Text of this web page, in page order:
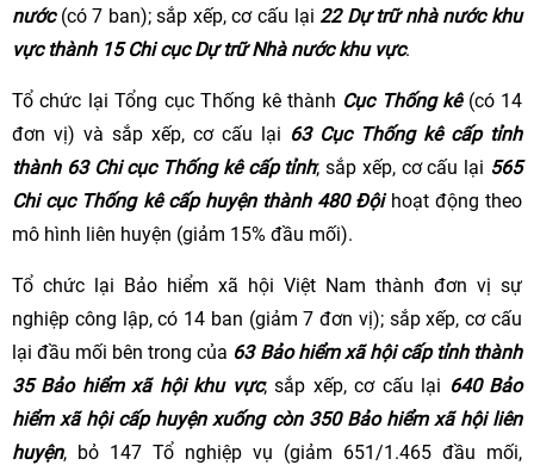
nước(có 7 ban); sắp xếp, cơ cấu lại 22 Dự trữ nhà nước khu
vực thành 15 Chi cục Dự trữ Nhà nước khu vực.
Tổ chức lại Tổng cục Thống kê thành Cục Thống kê (có 14
đơn vị) và sắp xếp, cơ cấu lại 63 Cục Thống kê cấp tỉnh
thành 63 Chi cục Thống kê cấp tỉnh; sắp xếp, cơ cấu lại 565
Chi cục Thống kê cấp huyện thành 480 Đội hoạt động theo
mô hình liên huyện (giảm 15% đầu mối).
Tổ chức lại Bảo hiểm xã hội Việt Nam thành đơn vị sự
nghiệp công lập, có 14 ban (giảm 7 đơn vị); sắp xếp, cơ cấu
lại đầu mối bên trong của 63 Bảo hiểm xã hội cấp tỉnh thành
35 Bảo hiểm xã hội khu vực; sắp xếp, cơ cấu lại 640 Bảo
hiểm xã hội cấp huyện xuống còn 350 Bảo hiểm xã hội liên
huyện, bỏ 147 Tổ nghiệp vụ (giảm 651/1.465 đầu mối,